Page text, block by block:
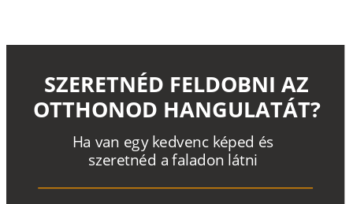
Ha van egy kedvenc képed és
szeretnéd a faladon látni
SZERETNÉD FELDOBNI AZ
OTTHONOD HANGULATÁT?